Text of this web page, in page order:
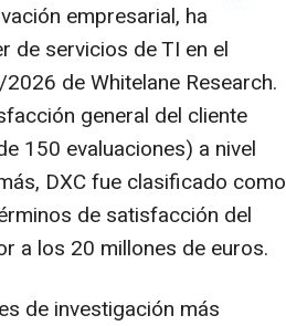
empresarial, ha
de servicios de TI en el
de Whitelane Research.
general del cliente
150 evaluaciones) a nivel
DXC fue clasificado como
de satisfacción del
a los 20 millones de euros.
de investigación más